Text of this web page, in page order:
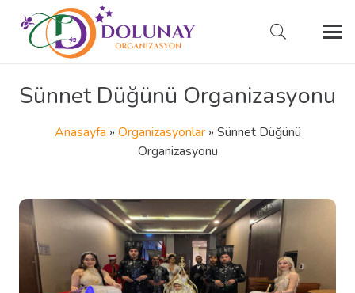
Sünnet Düğünü Organizasyonu
Anasayfa » Organizasyonlar» Sünnet Düğünü
Organizasyonu